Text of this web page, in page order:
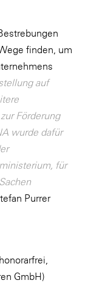
finden, um
auf
Förderung
wurde dafür
für
Purrer
GmbH)